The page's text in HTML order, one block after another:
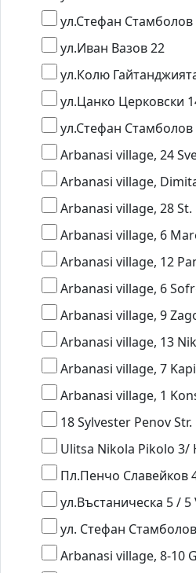
ул.Стефан Стамболов
ул.Иван Вазов 22
ул.Колю
ул.Цанко Церковски
ул.Стефан Стамболов
Arbanasi village, 24
Arbanasi village,
Arbanasi village, 28 St.
Arbanasi village, 6
Arbanasi village, 12
Arbanasi village, 6
Arbanasi village, 9
Arbanasi village, 13
Arbanasi village, 7
Arbanasi village, 1
18 Sylvester Penov Str.
Ulitsa Nikola Pikolo 3/
Пл.Пенчо Славейков
ул.Въстаническа 5 /
ул. Стефан
Arbanasi village, 8-10